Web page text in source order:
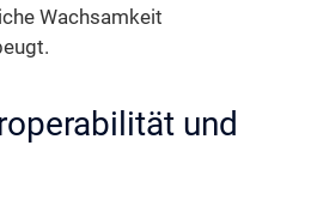
Wachsamkeit
und